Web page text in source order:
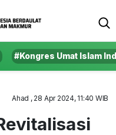
#Kongres Umat Islam
Ahad , 28 Apr 2024, 11:40 WIB